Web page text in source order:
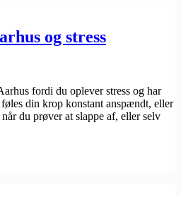
og stress
fordi du oplever stress og har
din krop konstant anspændt, eller
du prøver at slappe af, eller selv